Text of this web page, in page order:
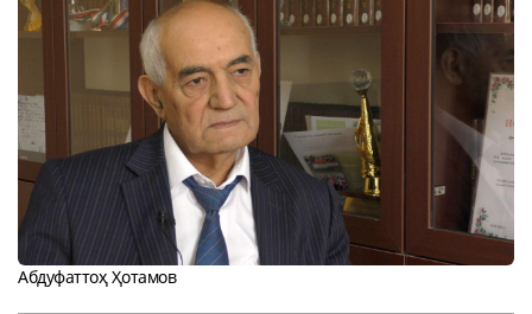
Абдуфаттоҳ Ҳотамов